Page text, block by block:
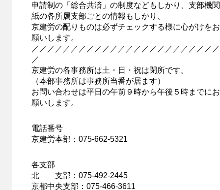
申請制の「総合共済」の制度などもしかり、支部機関
紙の各所属支部ごとの情報もしかり、
京建労の配りものは必ずチェックする様に心がけをお
願いします。
／／／／／／／／／／／／／／／／／／／／／／／／
／
京建労の各事務所は土・日・祝は閉所です。
（本部事務所は事務所当番が居ます）
お問い合わせは平日の午前９時から午後５時までにお
願いします。
電話番号
京建労本部：075-662-5321
各支部
北 支部：075-492-2445
京都中央支部：075-466-3611